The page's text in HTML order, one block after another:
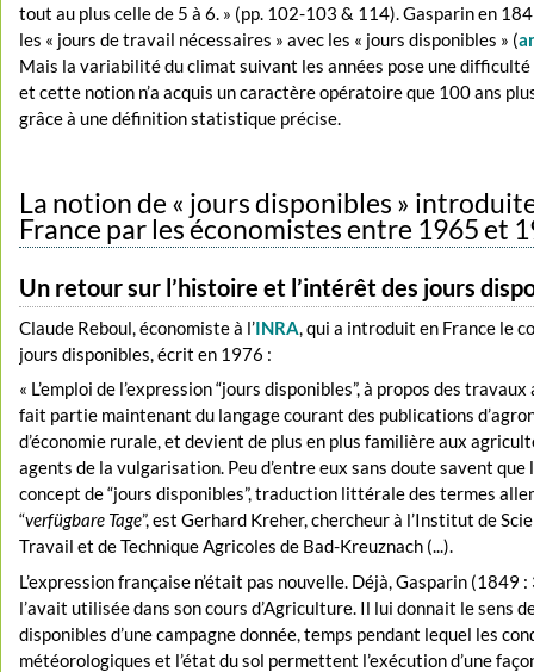
tout au plus celle de 5 à 6. » (pp. 102-103 & 114). Gasparin en
les « jours de travail nécessaires » avec les « jours disponibles » (
Mais la variabilité du climat suivant les années pose une
et cette notion n’a acquis un caractère opératoire que 100 ans
grâce à une définition statistique précise.
La notion de « jours disponibles »
France par les économistes entre 1965 et
Un retour sur l’histoire et l’intérêt des jours
Claude Reboul, économiste à l’INRA, qui a introduit en France le
jours disponibles, écrit en 1976 :
« L’emploi de l’expression “jours disponibles”, à propos des
fait partie maintenant du langage courant des publications
d’économie rurale, et devient de plus en plus familière aux
agents de la vulgarisation. Peu d’entre eux sans doute savent que
concept de “jours disponibles”, traduction littérale des termes
“verfügbare Tage”, est Gerhard Kreher, chercheur à l’Institut de
Travail et de Technique Agricoles de Bad-Kreuznach (...).
L’expression française n’était pas nouvelle. Déjà, Gasparin (1849
l’avait utilisée dans son cours d’Agriculture. Il lui donnait le sens
disponibles d’une campagne donnée, temps pendant lequel les
météorologiques et l’état du sol permettent l’exécution d’une